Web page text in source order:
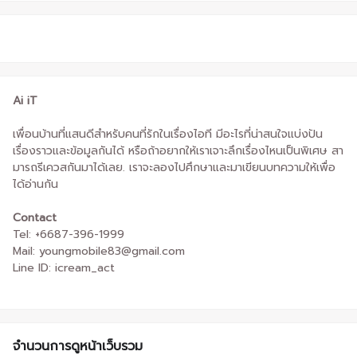
Ai iT
เพื่อนบ้านที่แสนดีสำหรับคนที่รักในเรื่องไอที มีอะไรที่น่าสนใจแบ่งปัน
เรื่องราวและข้อมูลกันได้ หรือถ้าอยากให้เราเจาะลึกเรื่องไหนเป็นพิเศษ สา
มารถรีเควสกันมาได้เลย. เราจะลองไปศึกษาและมาเขียนบทความให้เพื่อ
ได้อ่านกัน
Contact
Tel: +6687-396-1999
Mail: youngmobile83@gmail.com
Line ID: icream_act
จำนวนการดูหน้าเว็บรวม